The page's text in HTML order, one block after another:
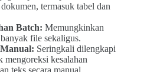
termasuk tabel dan
Batch: Memungkinkan
file sekaligus.
Seringkali dilengkapi
mengoreksi kesalahan
teks secara manual.